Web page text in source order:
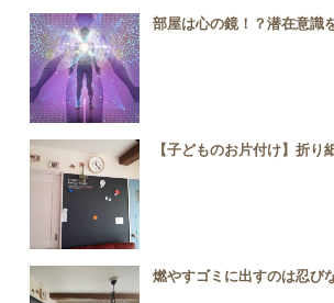
部屋は心の鏡！？潜在意識
【子どものお片付け】折り
燃やすゴミに出すのは忍び